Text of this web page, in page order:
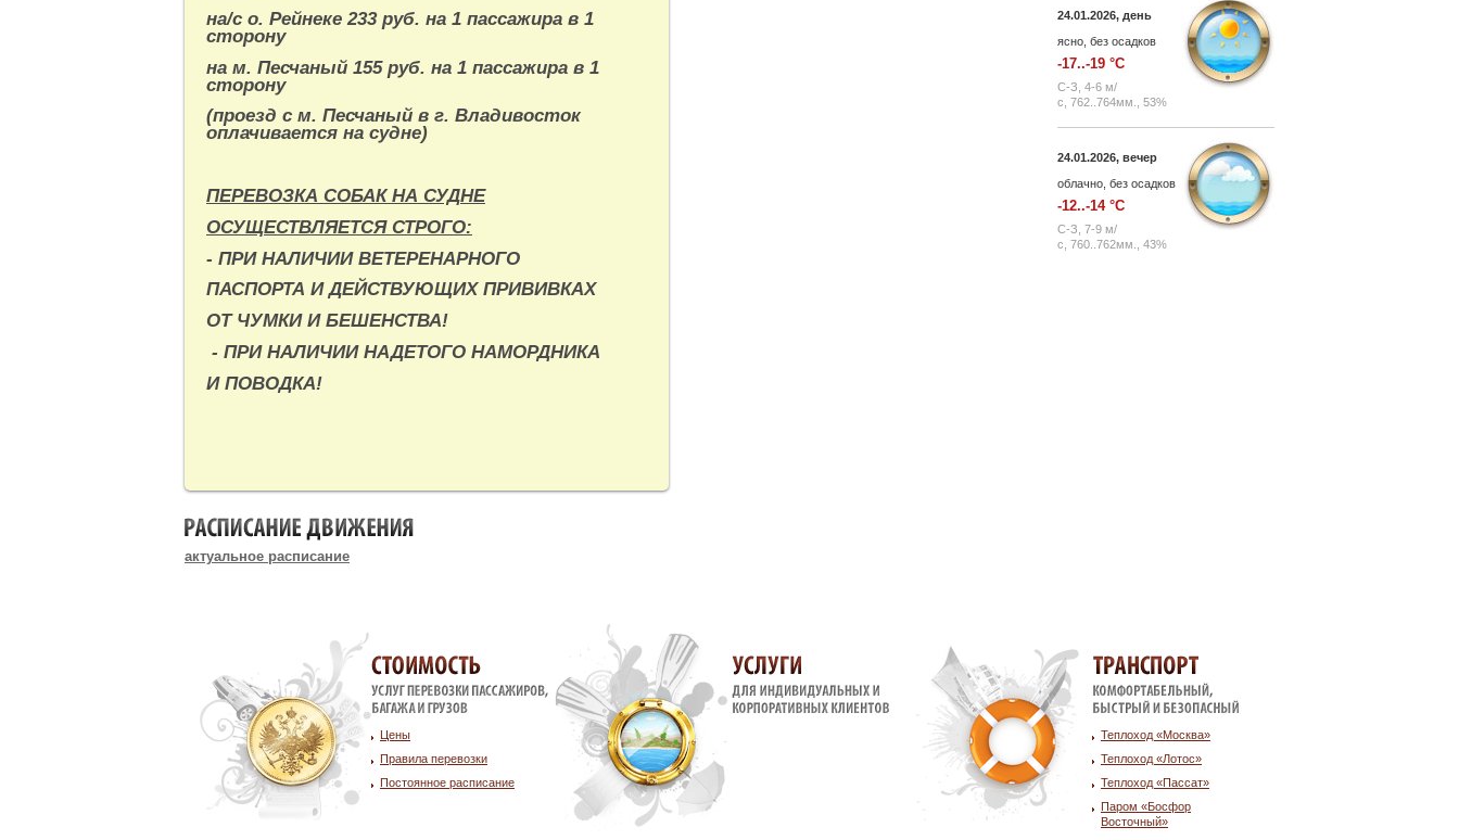
24.01.2026, день
ясно, без осадков
-17..-19 °C
С-З, 4-6 м/
с, 762..764мм., 53%
24.01.2026, вечер
облачно, без осадков
-12..-14 °C
С-З, 7-9 м/
с, 760..762мм., 43%
на/с о. Рейнеке 233 руб. на 1 пассажира в 1
сторону
на м. Песчаный 155 руб. на 1 пассажира в 1
сторону
(проезд с м. Песчаный в г. Владивосток
оплачивается на судне)
ПЕРЕВОЗКА СОБАК НА СУДНЕ
ОСУЩЕСТВЛЯЕТСЯ СТРОГО:
- ПРИ НАЛИЧИИ ВЕТЕРЕНАРНОГО
ПАСПОРТА ИДЕЙСТВУЮЩИХ ПРИВИВКАХ
ОТ ЧУМКИ И БЕШЕНСТВА!
- ПРИ НАЛИЧИИ НАДЕТОГО НАМОРДНИКА
И ПОВОДКА!
РАСПИСАНИЕ ДВИЖЕНИЯ
актуальное расписание
Стоимость услуг
Цены
Правила перевозки
Постоянное расписание
Услуги компаниям
и частным лицам
Транспорт
Теплоход «Москва»
Теплоход «Лотос»
Теплоход «Пассат»
Паром «Босфор
Восточный»